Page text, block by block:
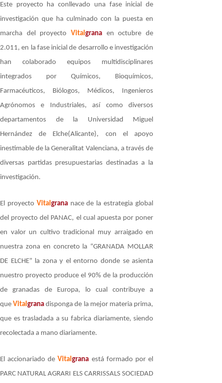
Este proyecto ha conllevado una fase inicial de
investigación que ha culminado con la puesta en
marcha del proyectoVitalgrana en octubre de
2.011, en la fase inicial de desarrollo e investigación
han colaborado equipos multidisciplinares
integrados por Químicos, Bioquímicos,
Farmacéuticos, Biólogos, Médicos, Ingenieros
Agrónomos e Industriales, así como diversos
departamentos de la Universidad Miguel
Hernández de Elche(Alicante), con el apoyo
inestimable de la Generalitat Valenciana, a través de
diversas partidas presupuestarias destinadas a la
investigación.
El proyecto Vital grananace de la estrategia global
del proyecto del PANAC, el cual apuesta por poner
en valor un cultivo tradicional muy arraigado en
nuestra zona en concreto la “GRANADA MOLLAR
DE ELCHE” la zona y el entorno donde se asienta
nuestro proyecto produce el 90% de la producción
de granadas de Europa, lo cual contribuye a
queVitalgrana disponga de la mejor materia prima,
que es trasladada a su fabrica diariamente, siendo
recolectada a mano diariamente.
El accionariado deVitalgrana está formado por el
PARC NATURAL AGRARI ELS CARRISSALS SOCIEDAD